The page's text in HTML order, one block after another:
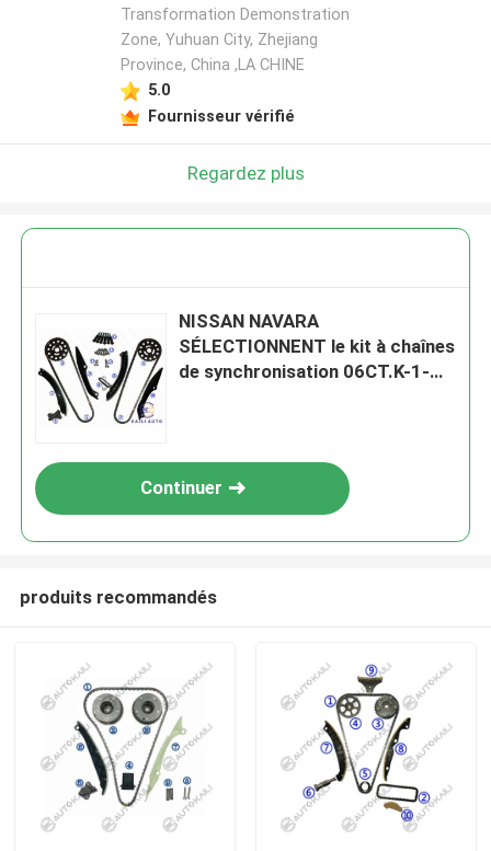
À la maison
Transformation Demonstration
Zone, Yuhuan City, Zhejiang
Province, China ,LA CHINE
5.0
Fournisseur vérifié
Regardez plus
NISSAN NAVARA
SÉLECTIONNENT le kit à chaînes
de synchronisation 06CT.K-1-
Continuer
produits recommandés